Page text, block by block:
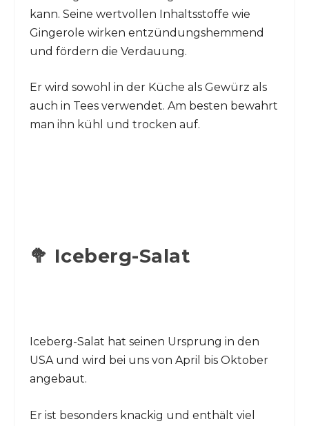
kann. Seine wertvollen Inhaltsstoffe wie
Gingerole wirken entzündungshemmend
und fördern die Verdauung.
Er wird sowohl in der Küche als Gewürz als
auch in Tees verwendet. Am besten bewahrt
man ihn kühl und trocken auf.
🥦 Iceberg-Salat
Iceberg-Salat hat seinen Ursprung in den
USA und wird bei uns von April bis Oktober
angebaut.
Er ist besonders knackig und enthält viel